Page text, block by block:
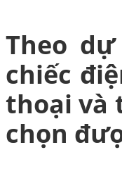
Theo
chiếc
thoại và
chọn